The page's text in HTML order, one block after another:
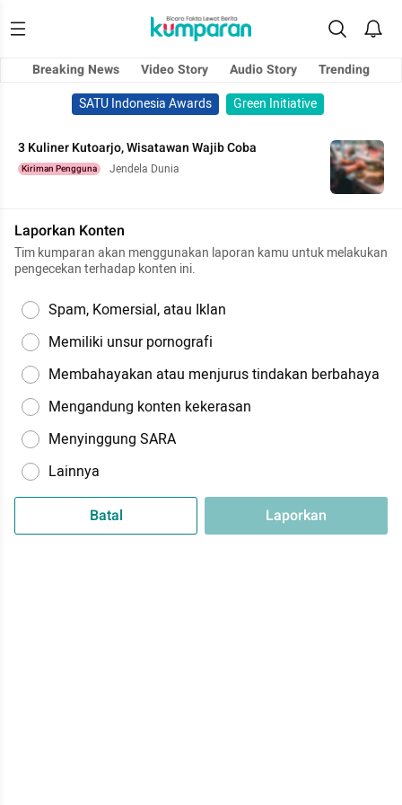
Breaking News Video Story Audio Story
Trending
SATU Indonesia Awards
Green Initiative
3 Kuliner Kutoarjo, Wisatawan Wajib Coba
Kiriman Pengguna Jendela Dunia
Laporkan Konten
Tim kumparan akan menggunakan laporan kamu untuk melakukan
pengecekan terhadap konten ini.
Spam, Komersial, atau Iklan
Memiliki unsur pornografi
Membahayakan atau menjurus tindakan berbahaya
Mengandung konten kekerasan
Menyinggung SARA
Lainnya
Batal Laporkan